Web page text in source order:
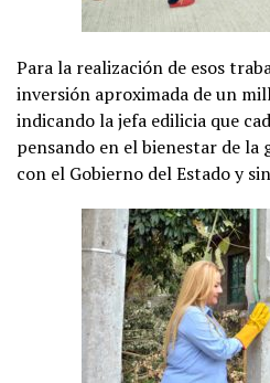
Para la realización de esos
inversión aproximada de un
indicando la jefa edilicia que
pensando en el bienestar de
con el Gobierno del Estado y